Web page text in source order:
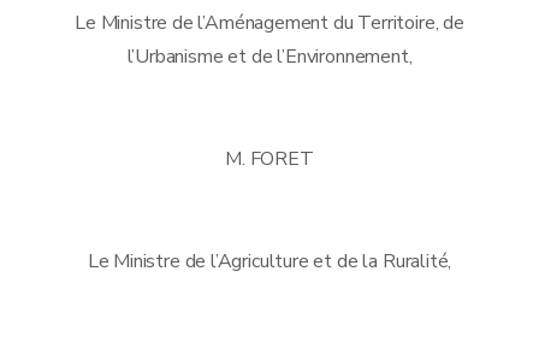
Le Ministre de l’Aménagement du Territoire, de
l’Urbanisme et de l’Environnement,
M. FORET
Le Ministre de l’Agriculture et de la Ruralité,